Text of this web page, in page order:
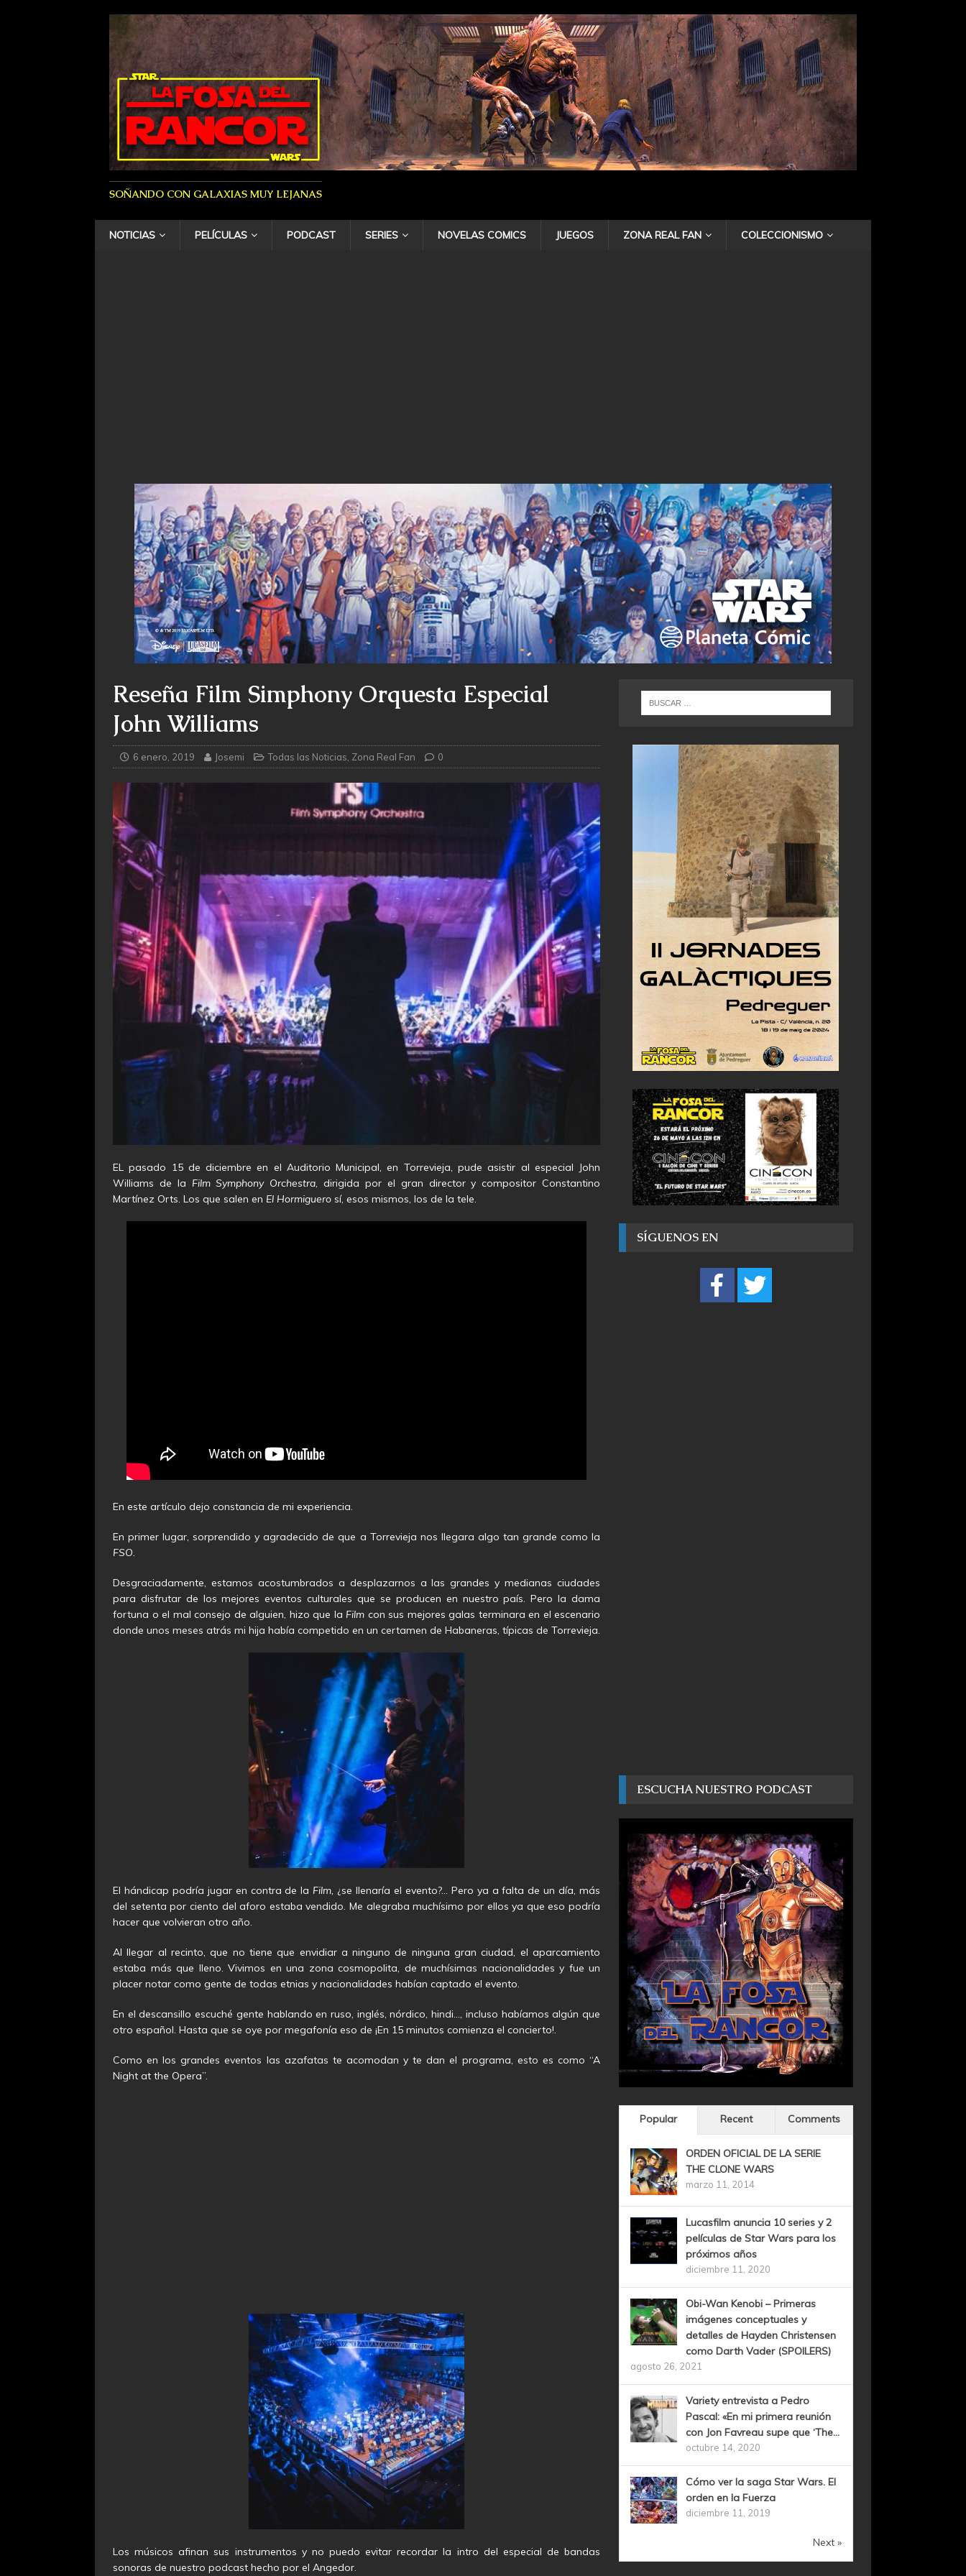
SOÑANDO CON GALAXIAS MUY LEJANAS
NOTICIAS PELÍCULAS PODCAST SERIES NOVELAS COMICS JUEGOS ZONA REAL FAN COLECCIONISMO
Reseña Film Simphony Orquesta Especial
John Williams
6 enero, 2019 Josemi Todas las Noticias Zona Real Fan 0
EL pasado 15 de diciembre en el Auditorio Municipal, en Torrevieja, pude asistir al especial John
Williams de la Film Symphony Orchestra, dirigida por el gran director y compositor Constantino
Martínez Orts. Los que salen en El Hormiguero sí, esos mismos, los de la tele.
En este artículo dejo constancia de mi experiencia.
En primer lugar, sorprendido y agradecido de que a Torrevieja nos llegara algo tan grande como la
FSO.
Desgraciadamente, estamos acostumbrados a desplazarnos a las grandes y medianas ciudades
para disfrutar de los mejores eventos culturales que se producen en nuestro país. Pero la dama
fortuna o el mal consejo de alguien, hizo que la Film con sus mejores galas terminara en el escenario
donde unos meses atrás mi hija había competido en un certamen de Habaneras, típicas de Torrevieja.
El hándicap podría jugar en contra de la Film, ¿se llenaría el evento?… Pero ya a falta de un día, más
del setenta por ciento del aforo estaba vendido. Me alegraba muchísimo por ellos ya que eso podría
hacer que volvieran otro año.
Al llegar al recinto, que no tiene que envidiar a ninguno de ninguna gran ciudad, el aparcamiento
estaba más que lleno. Vivimos en una zona cosmopolita, de muchísimas nacionalidades y fue un
placer notar como gente de todas etnias y nacionalidades habían captado el evento.
En el descansillo escuché gente hablando en ruso, inglés, nórdico, hindi…, incluso habíamos algún que
otro español. Hasta que se oye por megafonía eso de ¡En 15 minutos comienza el concierto!.
Como en los grandes eventos las azafatas te acomodan y te dan el programa, esto es como “A
Night at the Opera”.
Los músicos afinan sus instrumentos y no puedo evitar recordar la intro del especial de bandas
sonoras de nuestro podcast hecho por el Angedor.
SÍGUENOS EN
ESCUCHA NUESTRO PODCAST
Popular Recent Comments
ORDEN OFICIAL DE LA SERIE
THE CLONE WARS
marzo 11, 2014
Lucasfilm anuncia 10 series y 2
películas de Star Wars para los
próximos años
diciembre 11, 2020
Obi-Wan Kenobi – Primeras
imágenes conceptuales y
detalles de Hayden Christensen
como Darth Vader (SPOILERS)
agosto 26, 2021
Variety entrevista a Pedro
Pascal: «En mi primera reunión
con Jon Favreau supe que ‘The...
octubre 14, 2020
Cómo ver la saga Star Wars. El
orden en la Fuerza
diciembre 11, 2019
Next »